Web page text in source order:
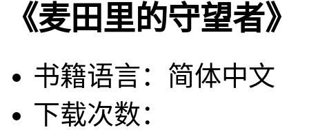
《麦田里的守望者》
书籍语言：简体中文
下载次数：